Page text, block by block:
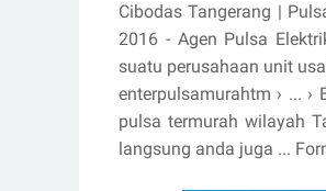
Cibodas Tangerang |
2016 - Agen Pulsa
suatu perusahaan unit
enterpulsamurahtm › ... ›
pulsa termurah wilayah
langsung anda juga ...